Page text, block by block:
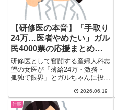
【研修医の本音】「手取り
24万…医者やめたい」ガル
民4000票の応援まとめ｜
研修医の給料・産婦人科不
足
研修医として奮闘する産婦人科志
望の女医が「薄給24万・激務・
孤独で限界」とガルちゃんに投
の声と、研修医後の給料変化・
「直美」「開業医」という選択肢
2026.06.19
仕事